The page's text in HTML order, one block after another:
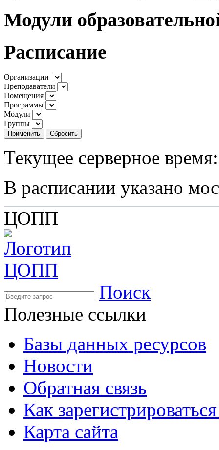
Модули
Расписание
Организации
Преподаватели
Помещения
Программы
Модули
Группы
Применить Сбросить
Текущее серверное
В расписании указано
ЦОПП
Поиск
Полезные ссылки
Базы данных ресурсов
Новости
Обратная связь
Как
Карта сайта